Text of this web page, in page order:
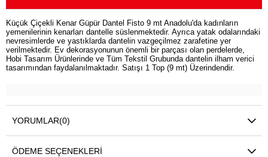
Küçük Çiçekli Kenar Güpür Dantel Fisto 9 mt Anadolu'da kadınların
yemenilerinin kenarları dantelle süslenmektedir. Ayrıca yatak odalarındaki
nevresimlerde ve yastıklarda dantelin vazgeçilmez zarafetine yer
verilmektedir. Ev dekorasyonunun önemli bir parçası olan perdelerde,
Hobi Tasarım Ürünlerinde ve Tüm Tekstil Grubunda dantelin ilham verici
tasarımından faydalanılmaktadır. Satışı 1 Top (9 mt) Üzerindendir.
YORUMLAR(0)
ÖDEME SEÇENEKLERI